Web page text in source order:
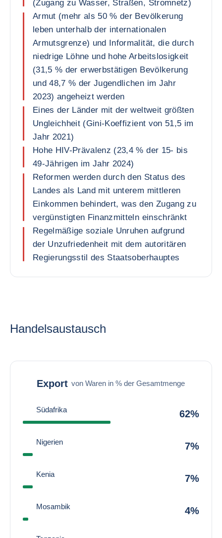
(Zugang zu Wasser, Straßen, Stromnetz)
Armut (mehr als 50 % der Bevölkerung
leben unterhalb der internationalen
Armutsgrenze) und Informalität, die durch
niedrige Löhne und hohe Arbeitslosigkeit
(31,5 % der erwerbstätigen Bevölkerung
und 48,7 % der Jugendlichen im Jahr
2023) angeheizt werden
Eines der Länder mit der weltweit größten
Ungleichheit (Gini-Koeffizient von 51,5 im
Jahr 2021)
Hohe HIV-Prävalenz (23,4 % der 15- bis
49-Jährigen im Jahr 2024)
Reformen werden durch den Status des
Landes als Land mit unterem mittleren
Einkommen behindert, was den Zugang zu
vergünstigten Finanzmitteln einschränkt
Regelmäßige soziale Unruhen aufgrund
der Unzufriedenheit mit dem autoritären
Regierungsstil des Staatsoberhauptes
Handelsaustausch
Export von Waren in % der Gesamtmenge
Südafrika 62%
Nigerien 7%
Kenia 7%
Mosambik 4%